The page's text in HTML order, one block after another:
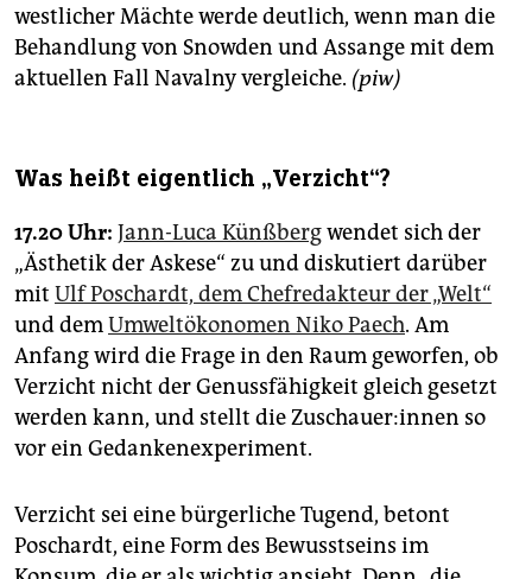
westlicher Mächte werde deutlich, wenn man die
Behandlung von Snowden und Assange mit dem
aktuellen Fall Navalny vergleiche. (piw)
Was heißt eigentlich „Verzicht“?
17.20 Uhr: Jann-Luca Künßbergwendet sich der
„Ästhetik der Askese“ zu und diskutiert darüber
mit Ulf Poschardt, dem Chefredakteur der „Welt“
und demUmweltökonomen Niko Paech. Am
Anfang wird die Frage in den Raum geworfen, ob
Verzicht nicht der Genussfähigkeit gleich gesetzt
werden kann, und stellt die Zu­schaue­r:in­nen so
vor ein Gedankenexperiment.
Verzicht sei eine bürgerliche Tugend, betont
Poschardt, eine Form des Bewusstseins im